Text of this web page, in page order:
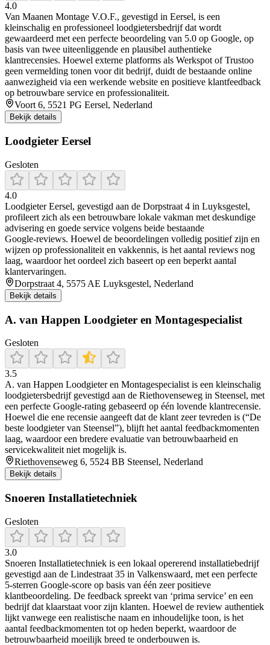
4.0
Van Maanen Montage V.O.F., gevestigd in Eersel, is een
kleinschalig en professioneel loodgietersbedrijf dat wordt
gewaardeerd met een perfecte beoordeling van 5.0 op Google, op
basis van twee uiteenliggende en plausibel authentieke
klantrecensies. Hoewel externe platforms als Werkspot of Trustoo
geen vermelding tonen voor dit bedrijf, duidt de bestaande online
aanwezigheid via een werkende website en positieve klantfeedback
op betrouwbare service en professionaliteit.
Voort 6, 5521 PG Eersel, Nederland
Bekijk details
Loodgieter Eersel
Gesloten
4.0
Loodgieter Eersel, gevestigd aan de Dorpstraat 4 in Luyksgestel,
profileert zich als een betrouwbare lokale vakman met deskundige
advisering en goede service volgens beide bestaande
Google‑reviews. Hoewel de beoordelingen volledig positief zijn en
wijzen op professionaliteit en vakkennis, is het aantal reviews nog
laag, waardoor het oordeel zich baseert op een beperkt aantal
klantervaringen.
Dorpstraat 4, 5575 AE Luyksgestel, Nederland
Bekijk details
A. van Happen Loodgieter en Montagespecialist
Gesloten
3.5
A. van Happen Loodgieter en Montagespecialist is een kleinschalig
loodgietersbedrijf gevestigd aan de Riethovenseweg in Steensel, met
een perfecte Google-rating gebaseerd op één lovende klantrecensie.
Hoewel die ene recensie aangeeft dat de klant zeer tevreden is (“De
beste loodgieter van Steensel”), blijft het aantal feedbackmomenten
laag, waardoor een bredere evaluatie van betrouwbaarheid en
servicekwaliteit niet mogelijk is.
Riethovenseweg 6, 5524 BB Steensel, Nederland
Bekijk details
Snoeren Installatietechniek
Gesloten
3.0
Snoeren Installatietechniek is een lokaal opererend installatiebedrijf
gevestigd aan de Lindestraat 35 in Valkenswaard, met een perfecte
5‑sterren Google‑score op basis van één zeer positieve
klantbeoordeling. De feedback spreekt van ‘prima service’ en een
bedrijf dat klaarstaat voor zijn klanten. Hoewel de review authentiek
lijkt vanwege een realistische naam en inhoudelijke toon, is het
aantal feedbackmomenten tot op heden beperkt, waardoor de
betrouwbaarheid moeilijk breed te onderbouwen is.